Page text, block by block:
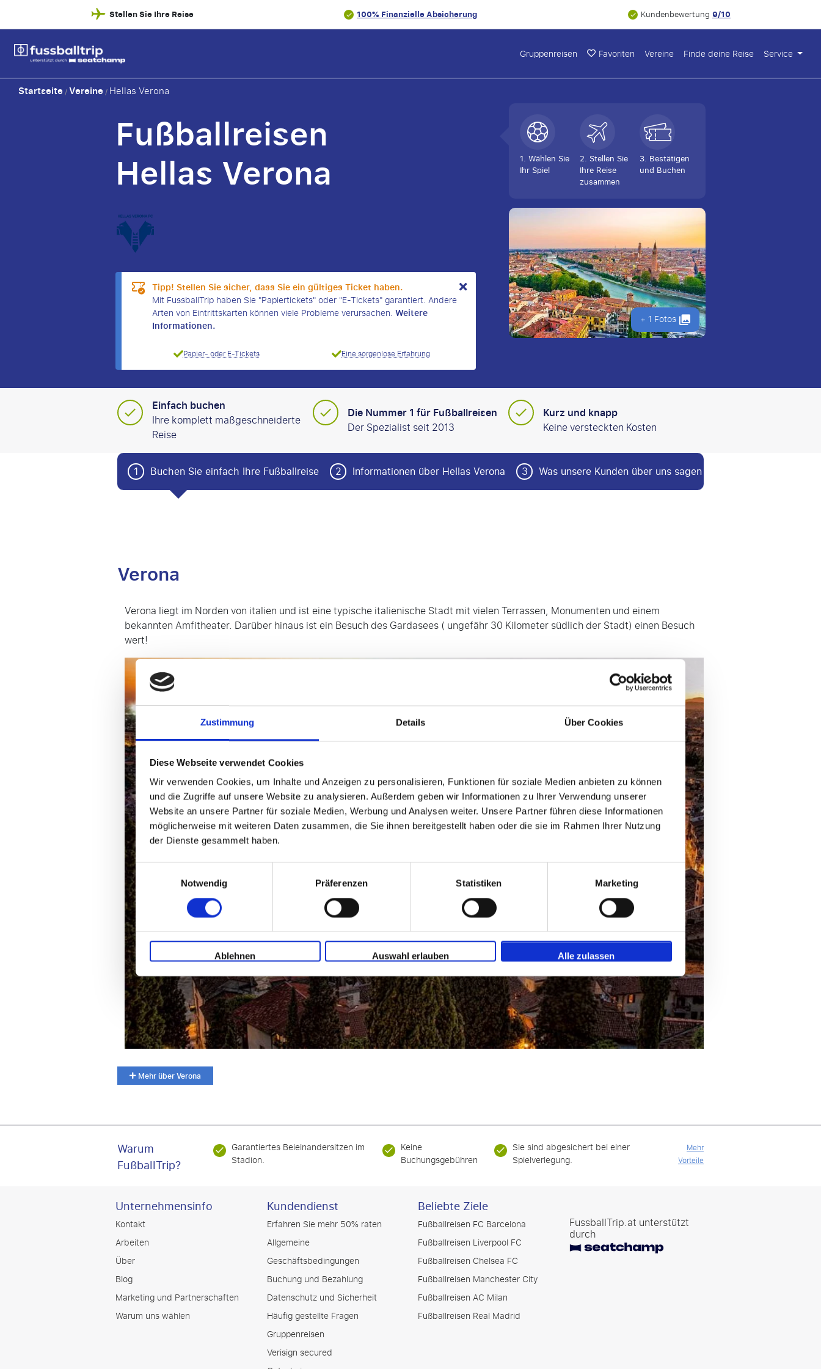
Zustimmung Details Über Cookies
Diese Webseite verwendet Cookies
Wir verwenden Cookies, um Inhalte und Anzeigen zu personalisieren, Funktionen für soziale Medien anbieten zu können
und die Zugriffe auf unsere Website zu analysieren. Außerdem geben wir Informationen zu Ihrer Verwendung unserer
Website an unsere Partner für soziale Medien, Werbung und Analysen weiter. Unsere Partner führen diese Informationen
möglicherweise mit weiteren Daten zusammen, die Sie ihnen bereitgestellt haben oder die sie im Rahmen Ihrer Nutzung
der Dienste gesammelt haben.
Einwilligungsauswahl
Notwendig
Präferenzen Statistiken Marketing
Ablehnen Auswahl erlauben Alle zulassen
Stellen Sie Ihre Reise 100% Finanzielle Absicherung Kundenbewertung 9/10
Gruppenreisen Favoriten Vereine Finde deine Reise Service
Startseite/Vereine/Hellas Verona
Fußballreisen
Hellas Verona
Tipp! Stellen Sie sicher, dass Sie ein gültiges Ticket haben.
Mit FussballTrip haben Sie "Papiertickets" oder "E-Tickets" garantiert. Andere
Arten von Eintrittskarten können viele Probleme verursachen. Weitere
Informationen.
Papier- oder E-Tickets Eine sorgenlose Erfahrung
1. Wählen Sie
Ihr Spiel
2. Stellen Sie
Ihre Reise
zusammen
3. Bestätigen
und Buchen
+ 1 Fotos
Einfach buchen
Ihre komplett maßgeschneiderte
Reise
Die Nummer 1 für Fußballreisen
Der Spezialist seit 2013
Kurz und knapp
Keine versteckten Kosten
1 Buchen Sie einfach Ihre Fußballreise 2 Informationen über Hellas Verona 3 Was unsere Kunden über uns sagen
Verona
Verona liegt im Norden von italien und ist eine typische italienische Stadt mit vielen Terrassen, Monumenten und einem
bekannten Amfitheater. Darüber hinaus ist ein Besuch des Gardasees ( ungefähr 30 Kilometer südlich der Stadt) einen Besuch
wert!
Mehr über Verona
Warum
FußballTrip?
Garantiertes Beieinandersitzen im
Stadion.
Keine
Buchungsgebühren
Sie sind abgesichert bei einer
Spielverlegung.
Mehr
Vorteile
Unternehmensinfo
Kontakt
Arbeiten
Über
Blog
Marketing und Partnerschaften
Warum uns wählen
Kundendienst
Erfahren Sie mehr 50% raten
Allgemeine
Geschäftsbedingungen
Buchung und Bezahlung
Datenschutz und Sicherheit
Häufig gestellte Fragen
Gruppenreisen
Verisign secured
Beliebte Ziele
Fußballreisen FC Barcelona
Fußballreisen Liverpool FC
Fußballreisen Chelsea FC
Fußballreisen Manchester City
Fußballreisen AC Milan
Fußballreisen Real Madrid
FussballTrip.at unterstützt
durch